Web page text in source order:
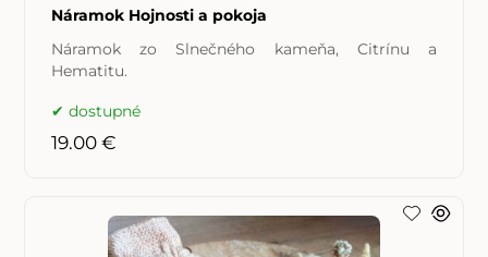
Náramok Hojnosti a pokoja
Náramok zo Slnečného kameňa, Citrínu a
Hematitu.
dostupné
19.00 €